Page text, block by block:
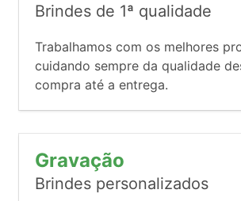
Brindes de 1ª qualidade
Trabalhamos com os melhores
cuidando sempre da qualidade
compra até a entrega.
Gravação
Brindes personalizados